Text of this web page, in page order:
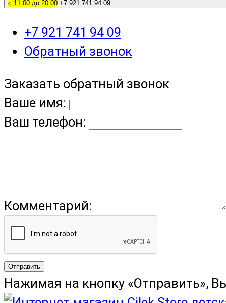
с 11.00 до 20.00 +7 921 741 94 09
+7 921 741 94 09
Обратный звонок
Заказать обратный звонок
Ваше имя:
Ваш телефон:
Комментарий:
Отправить
Нажимая на кнопку «Отправить»,